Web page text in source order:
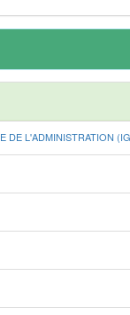
DE L'ADMINISTRATION